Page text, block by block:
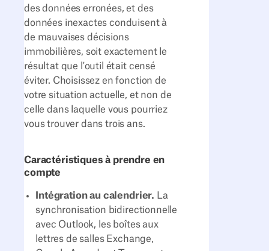
des données erronées, et des
données inexactes conduisent à
de mauvaises décisions
immobilières, soit exactement le
résultat que l'outil était censé
éviter. Choisissez en fonction de
votre situation actuelle, et non de
celle dans laquelle vous pourriez
vous trouver dans trois ans.
Caractéristiques à prendre en
compte
Intégration au calendrier. La
synchronisation bidirectionnelle
avec Outlook, les boîtes aux
lettres de salles Exchange,